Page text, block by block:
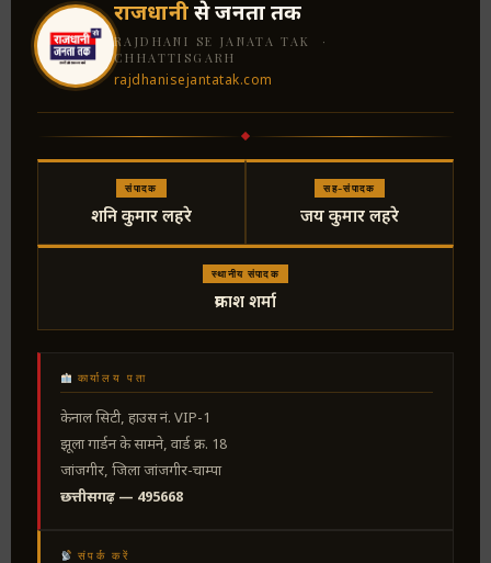
राजधानीसे जनता तक
RAJDHANI SE JANATA TAK ·
CHHATTISGARH
rajdhanisejantatak.com
संपादक
शनि कुमार लहरे
सह-संपादक
जय कुमार लहरे
स्थानीय संपादक
प्रकाश शर्मा
कार्यालय पता
केनाल सिटी, हाउस नं. VIP-1
झूला गार्डन के सामने, वार्ड क्र. 18
जांजगीर, जिला जांजगीर-चाम्पा
छत्तीसगढ़ — 495668
संपर्क करें